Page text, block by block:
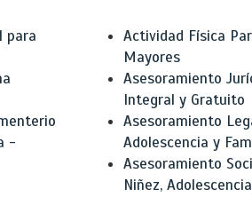
para
-
Actividad Física
Mayores
Asesoramiento
Integral y Gratuito
Asesoramiento
Adolescencia y
Asesoramiento
Niñez,